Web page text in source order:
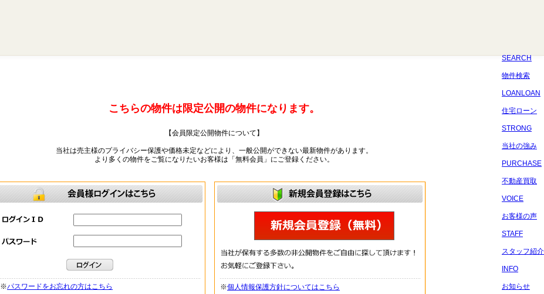
SEARCH
物件検索
LOANLOAN
住宅ローン
STRONG
当社の強み
PURCHASE
不動産買取
VOICE
お客様の声
STAFF
スタッフ紹介
INFO
お知らせ
こちらの物件は限定公開の物件になります。
【会員限定公開物件について】
当社は売主様のプライバシー保護や価格未定などにより、一般公開ができない最新物件があります。
より多くの物件をご覧になりたいお客様は「無料会員」にご登録ください。
※パスワードをお忘れの方はこちら ※個人情報保護方針についてはこちら